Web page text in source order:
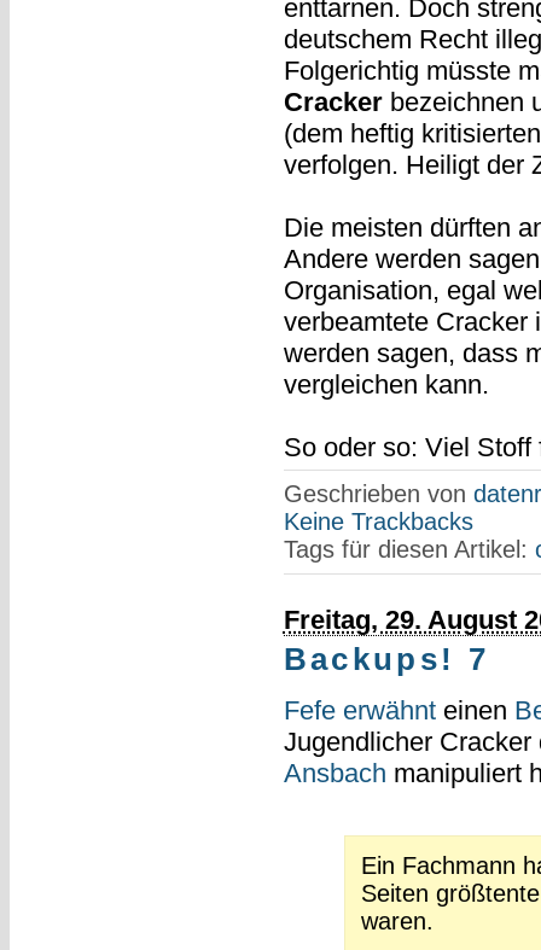
enttarnen. Doch
deutschem Recht
Folgerichtig müsste
Crackerbezeichnen
(dem heftig
verfolgen. Heiligt der
Die meisten dürften
Andere werden
Organisation, egal
verbeamtete Cracker
werden sagen, dass
vergleichen kann.
So oder so: Viel
Geschrieben von
Keine Trackbacks
Tags für diesen Artikel:
Freitag, 29. August
Backups! 7
Fefe erwähnteinen
Jugendlicher
Ansbach manipuliert
Ein Fachmann
Seiten
waren.